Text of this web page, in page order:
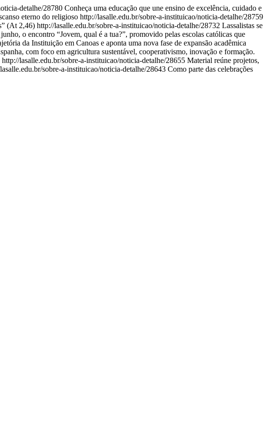
detalhe/28780 Conheça uma educação que une ensino de excelência, cuidado e
eterno do religioso http://lasalle.edu.br/sobre-a-instituicao/noticia-detalhe/28759
(At 2,46) http://lasalle.edu.br/sobre-a-instituicao/noticia-detalhe/28732 Lassalistas se
o encontro “Jovem, qual é a tua?”, promovido pelas escolas católicas que
da Instituição em Canoas e aponta uma nova fase de expansão acadêmica
com foco em agricultura sustentável, cooperativismo, inovação e formação.
http://lasalle.edu.br/sobre-a-instituicao/noticia-detalhe/28655 Material reúne projetos,
sobre-a-instituicao/noticia-detalhe/28643 Como parte das celebrações